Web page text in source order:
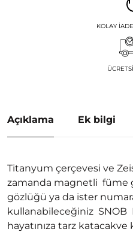
KOLAY
Açıklama Ek bilgi
Titanyum çerçevesi ve
zamanda magnetli füme
gözlüğü ya da ister
kullanabileceğiniz SNOB
hayatınıza tarz katacakve